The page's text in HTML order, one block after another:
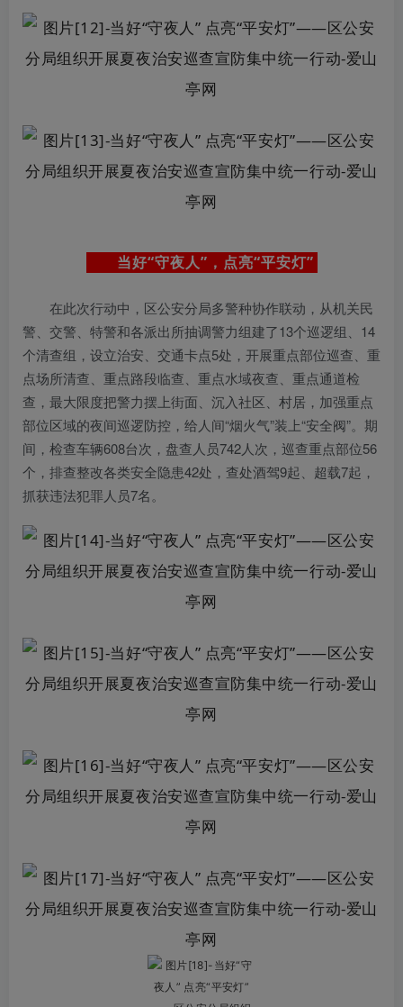
当好“守夜人”，点亮“平安灯”
在此次行动中，区公安分局多警种协作联动，从机关民
警、交警、特警和各派出所抽调警力组建了13个巡逻组、14
个清查组，设立治安、交通卡点5处，开展重点部位巡查、重
点场所清查、重点路段临查、重点水域夜查、重点通道检
查，最大限度把警力摆上街面、沉入社区、村居，加强重点
部位区域的夜间巡逻防控，给人间“烟火气”装上“安全阀”。期
间，检查车辆608台次，盘查人员742人次，巡查重点部位56
个，排查整改各类安全隐患42处，查处酒驾9起、超载7起，
抓获违法犯罪人员7名。